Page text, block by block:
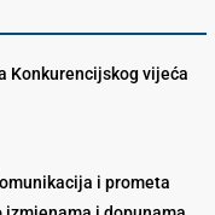
Konkurencijskog vijeća
i prometa